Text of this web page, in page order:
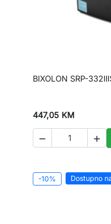

BIXOLON SRP-
447,05 KM
 
-10% Dostupno